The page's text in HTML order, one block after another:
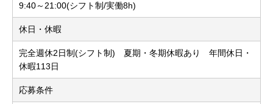
9:40～21:00(シフト制/実働8h)
休日・休暇
完全週休2日制(シフト制) 夏期・冬期休暇あり 年間休日・
休暇113日
応募条件